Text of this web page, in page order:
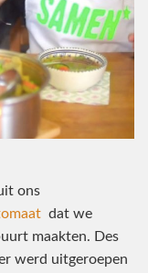
ons
dat we
maakten. Des
werd uitgeroepen